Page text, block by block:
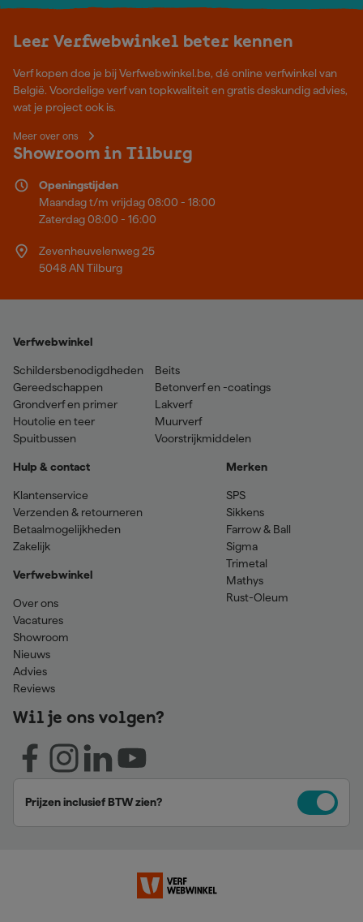
Leer Verfwebwinkel beter kennen
Verf kopen doe je bij Verfwebwinkel.be, dé online verfwinkel van
België. Voordelige verf van topkwaliteit en gratis deskundig advies,
wat je project ook is.
Meer over ons
Showroom in Tilburg
Openingstijden
Maandag t/m vrijdag 08:00 - 18:00
Zaterdag 08:00 - 16:00
Zevenheuvelenweg 25
5048 AN Tilburg
Verfwebwinkel
Schildersbenodigdheden
Gereedschappen
Grondverf en primer
Houtolie en teer
Spuitbussen
Beits
Betonverf en -coatings
Lakverf
Muurverf
Voorstrijkmiddelen
Hulp & contact
Klantenservice
Verzenden & retourneren
Betaalmogelijkheden
Zakelijk
Verfwebwinkel
Over ons
Vacatures
Showroom
Nieuws
Advies
Reviews
Merken
SPS
Sikkens
Farrow & Ball
Sigma
Trimetal
Mathys
Rust-Oleum
Wil je ons volgen?
Prijzen inclusief BTW zien?